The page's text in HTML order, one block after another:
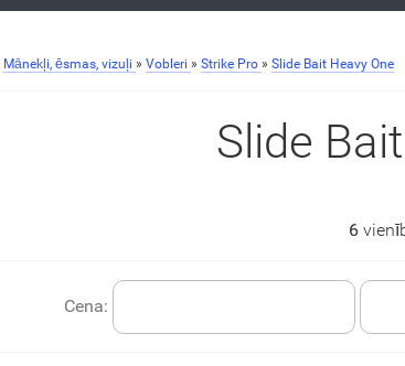
Mānekļi, ēsmas, vizuļi » Vobleri » Strike Pro » Slide Bait Heavy One
Slide
6
Cena: